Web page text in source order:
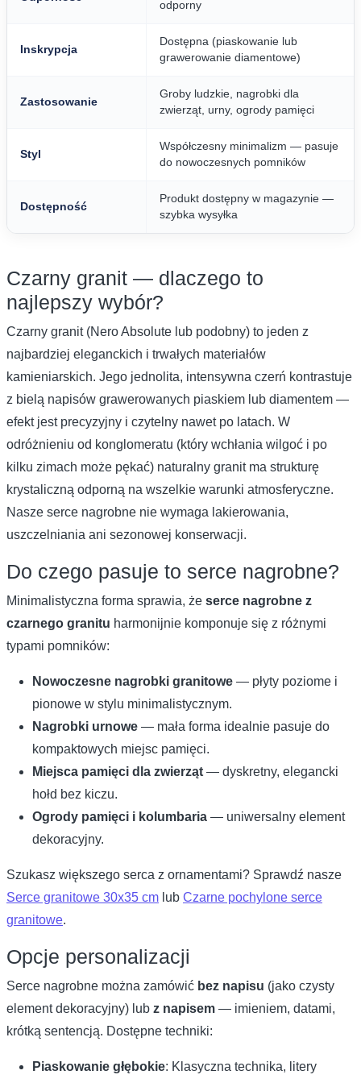
odporny
Inskrypcja
Dostępna (piaskowanie lub
grawerowanie diamentowe)
Zastosowanie
Groby ludzkie, nagrobki dla
zwierząt, urny, ogrody pamięci
Styl
Współczesny minimalizm — pasuje
do nowoczesnych pomników
Dostępność
Produkt dostępny w magazynie —
szybka wysyłka
Czarny granit — dlaczego to
najlepszy wybór?
Czarny granit (Nero Absolute lub podobny) to jeden z
najbardziej eleganckich i trwałych materiałów
kamieniarskich. Jego jednolita, intensywna czerń kontrastuje
z bielą napisów grawerowanych piaskiem lub diamentem —
efekt jest precyzyjny i czytelny nawet po latach. W
odróżnieniu od konglomeratu (który wchłania wilgoć i po
kilku zimach może pękać) naturalny granit ma strukturę
krystaliczną odporną na wszelkie warunki atmosferyczne.
Nasze serce nagrobne nie wymaga lakierowania,
uszczelniania ani sezonowej konserwacji.
Do czego pasuje to serce nagrobne?
Minimalistyczna forma sprawia, że serce nagrobne z
czarnego granitu harmonijnie komponuje się z różnymi
typami pomników:
Nowoczesne nagrobki granitowe — płyty poziome i
pionowe w stylu minimalistycznym.
Nagrobki urnowe — mała forma idealnie pasuje do
kompaktowych miejsc pamięci.
Miejsca pamięci dla zwierząt — dyskretny, elegancki
hołd bez kiczu.
Ogrody pamięci i kolumbaria — uniwersalny element
dekoracyjny.
Szukasz większego serca z ornamentami? Sprawdź nasze
Serce granitowe 30x35 cm lub Czarne pochylone serce
granitowe.
Opcje personalizacji
Serce nagrobne można zamówić bez napisu (jako czysty
element dekoracyjny) lub z napisem — imieniem, datami,
krótką sentencją. Dostępne techniki:
Piaskowanie głębokie: Klasyczna technika, litery